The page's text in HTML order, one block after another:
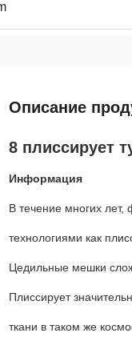
Описание
8 плиссирует
Информация
В течение многих
технологиями как
Цедильные мешки
Плиссирует
ткани в таком же